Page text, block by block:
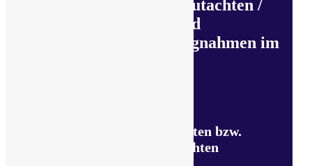
erstellen Verkehrswertgutachten /
Marktwertgutachten und
Sachverständige Stellungnahmen im
Verkehrswertgutachten bzw.
Marktwertgutachten